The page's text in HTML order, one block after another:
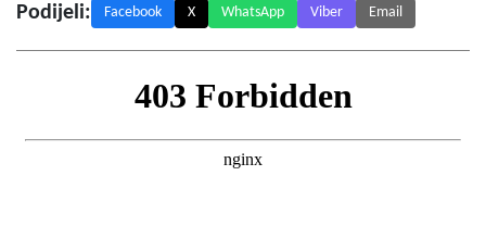
Podijeli: Facebook X WhatsApp Viber Email